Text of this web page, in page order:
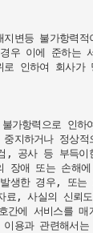
변등 불가항력
이에 준하는
인하여 회사
항력으로 인하
지하거나 정상
공사 등 부득이
장애 또는 손해
한 경우, 또는
, 사실의 신뢰
에 서비스를 매
용과 관련해서